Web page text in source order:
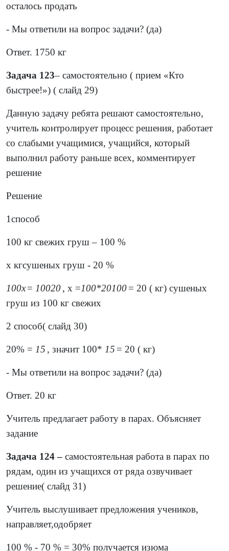
осталось продать
- Мы ответили на вопрос задачи? (да)
Ответ. 1750 кг
Задача 123– самостоятельно ( прием «Кто
быстрее!») ( слайд 29)
Данную задачу ребята решают самостоятельно,
учитель контролирует процесс решения, работает
со слабыми учащимися, учащийся, который
выполнил работу раньше всех, комментирует
решение
Решение
1способ
100 кг свежих груш – 100 %
х кгсушеных груш - 20 %
100х= 10020, х =100*20100= 20 ( кг) сушеных
груш из 100 кг свежих
2 способ( слайд 30)
20% = 15 , значит 100* 15 = 20 ( кг)
- Мы ответили на вопрос задачи? (да)
Ответ. 20 кг
Учитель предлагает работу в парах. Объясняет
задание
Задача 124 – самостоятельная работа в парах по
рядам, один из учащихся от ряда озвучивает
решение( слайд 31)
Учитель выслушивает предложения учеников,
направляет,одобряет
100 % - 70 % = 30% получается изюма